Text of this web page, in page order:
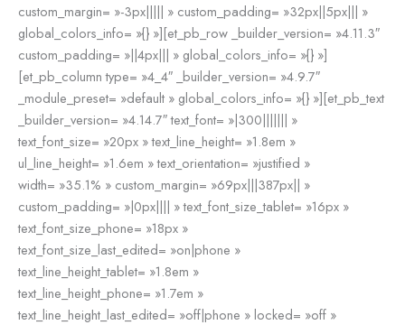
custom_margin= »-3px||||| » custom_padding= »32px||5px||| »
global_colors_info= »{} »][et_pb_row _builder_version= »4.11.3″
custom_padding= »||4px||| » global_colors_info= »{} »]
[et_pb_column type= »4_4″ _builder_version= »4.9.7″
_module_preset= »default » global_colors_info= »{} »][et_pb_text
_builder_version= »4.14.7″ text_font= »|300||||||| »
text_font_size= »20px » text_line_height= »1.8em »
ul_line_height= »1.6em » text_orientation= »justified »
width= »35.1% » custom_margin= »69px|||387px|| »
custom_padding= »|0px|||| » text_font_size_tablet= »16px »
text_font_size_phone= »18px »
text_font_size_last_edited= »on|phone »
text_line_height_tablet= »1.8em »
text_line_height_phone= »1.7em »
text_line_height_last_edited= »off|phone » locked= »off »